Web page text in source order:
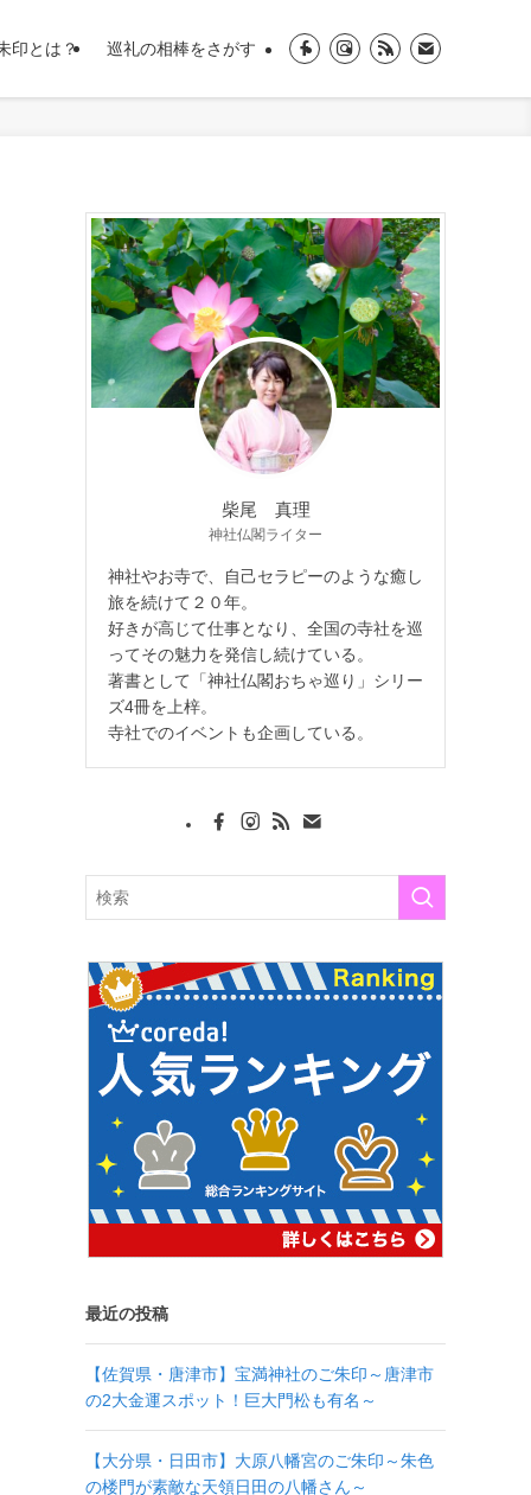
印とは？ 巡礼の相棒をさがす
柴尾 真理
神社仏閣ライター
神社やお寺で、自己セラピーのような癒し
旅を続けて２０年。
好きが高じて仕事となり、全国の寺社を巡
ってその魅力を発信し続けている。
著書として「神社仏閣おちゃ巡り」シリー
ズ4冊を上梓。
寺社でのイベントも企画している。
最近の投稿
【佐賀県・唐津市】宝満神社のご朱印～唐津市
の2大金運スポット！巨大門松も有名～
【大分県・日田市】大原八幡宮のご朱印～朱色
の楼門が素敵な天領日田の八幡さん～